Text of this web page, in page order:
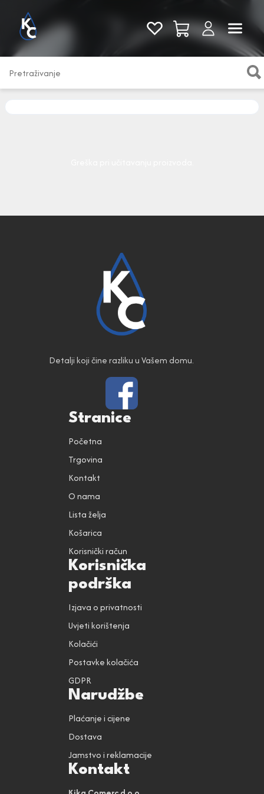
Pogledaj sve
Detalji koji čine razliku u Vašem domu.
Stranice
Početna
Trgovina
Kontakt
O nama
Lista želja
Košarica
Korisnički račun
Korisnička
podrška
Izjava o privatnosti
Uvjeti korištenja
Kolačići
Postavke kolačića
GDPR
Narudžbe
Plaćanje i cijene
Dostava
Jamstvo i reklamacije
Kontakt